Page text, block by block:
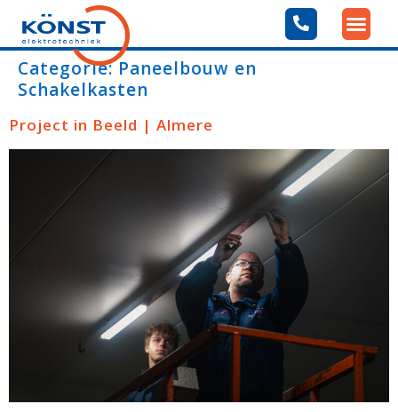
Categorie:Paneelbouw en
Schakelkasten
Project in Beeld | Almere